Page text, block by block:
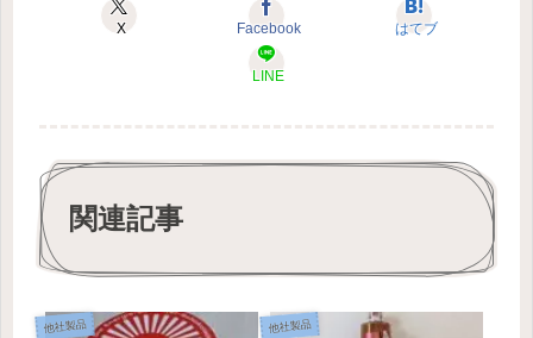
X Facebook はてブ
LINE
関連記事
他社製品 他社製品